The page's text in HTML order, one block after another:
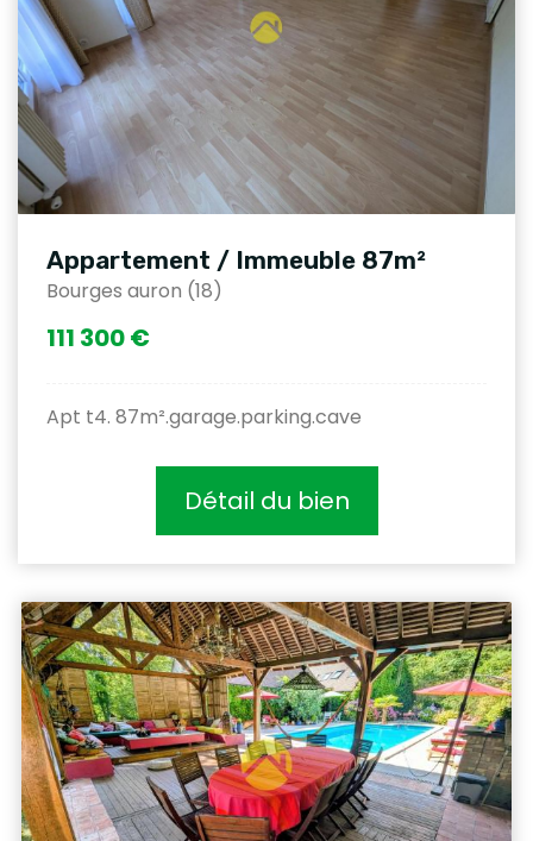
Appartement / Immeuble 87m²
Bourges auron (18)
111 300 €
Apt t4. 87m².garage.parking.cave
Détail du bien